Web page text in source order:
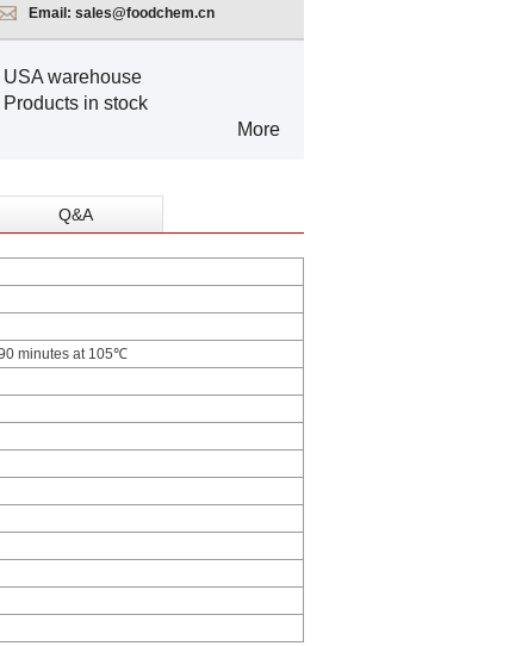
Email: sales@foodchem.cn
USA warehouse
Products in stock
More
Q&A
minutes at 105℃